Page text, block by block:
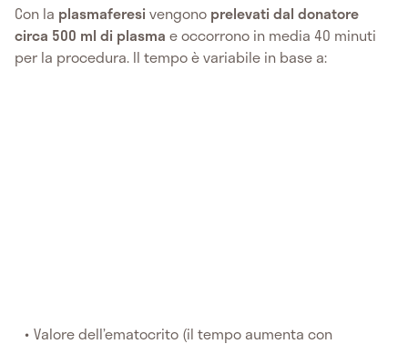
Con la plasmaferesivengono prelevati dal donatore
circa 500 ml di plasma e occorrono in media 40 minuti
per la procedura. Il tempo è variabile in base a:
Valore dell’ematocrito (il tempo aumenta con